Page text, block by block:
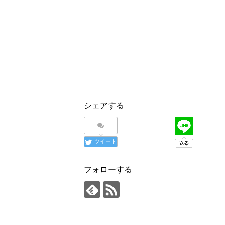
シェアする
ツイート
フォローする